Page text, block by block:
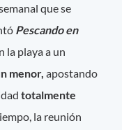
que se
Pescando en
la playa a un
menor, apostando
totalmente
la reunión